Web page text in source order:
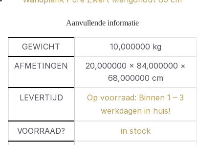
Aanvullende informatie
GEWICHT
10,000000 kg
AFMETINGEN
20,000000 × 84,000000 ×
68,000000 cm
LEVERTIJD
Op voorraad: Binnen 1 – 3
werkdagen in huis!
VOORRAAD? in stock